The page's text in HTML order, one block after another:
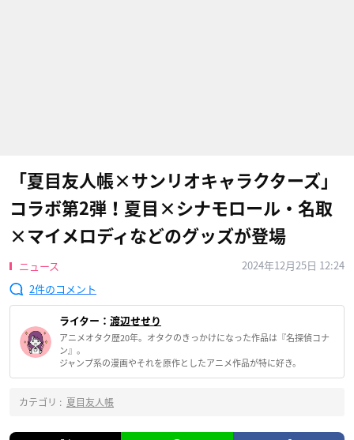
「夏目友人帳×サンリオキャラクターズ」
コラボ第2弾！夏目×シナモロール・名取
×マイメロディなどのグッズが登場
ニュース
2024年12月25日 12:24
2
ライター： 渡辺せせり
アニメオタク歴20年。オタクのきっかけになった作品は『名探偵コナ
ン』。
ジャンプ系の漫画やそれを原作としたアニメ作品が特に好き。
カテゴリ : 夏目友人帳